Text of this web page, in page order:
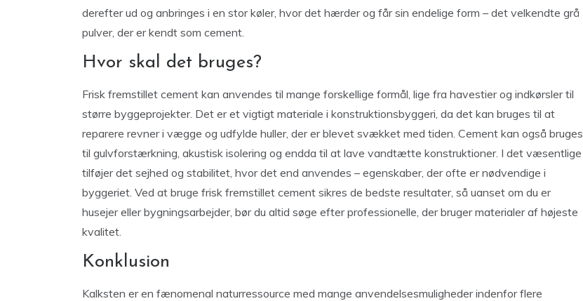
derefter ud og anbringes i en stor køler, hvor det hærder og får sin endelige form – det velkendte grå
pulver, der er kendt som cement.
Hvor skal det bruges?
Frisk fremstillet cement kan anvendes til mange forskellige formål, lige fra havestier og indkørsler til
større byggeprojekter. Det er et vigtigt materiale i konstruktionsbyggeri, da det kan bruges til at
reparere revner i vægge og udfylde huller, der er blevet svækket med tiden. Cement kan også bruges
til gulvforstærkning, akustisk isolering og endda til at lave vandtætte konstruktioner. I det væsentlige
tilføjer det sejhed og stabilitet, hvor det end anvendes – egenskaber, der ofte er nødvendige i
byggeriet. Ved at bruge frisk fremstillet cement sikres de bedste resultater, så uanset om du er
husejer eller bygningsarbejder, bør du altid søge efter professionelle, der bruger materialer af højeste
kvalitet.
Konklusion
Kalksten er en fænomenal naturressource med mange anvendelsesmuligheder indenfor flere